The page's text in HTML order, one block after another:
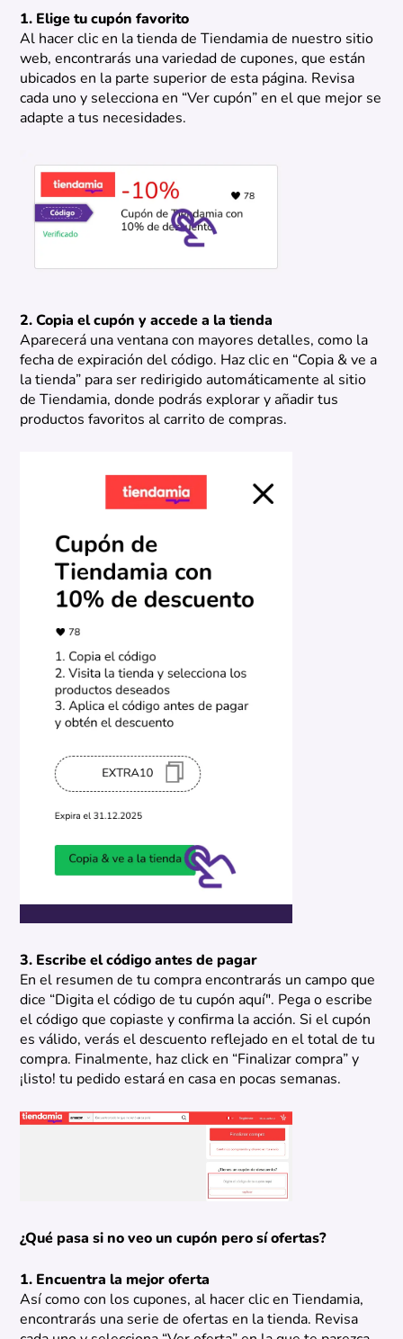
1. Elige tu cupón favorito
Al hacer clic en la tienda de Tiendamia de nuestro sitio
web, encontrarás una variedad de cupones, que están
ubicados en la parte superior de esta página. Revisa
cada uno y selecciona en “Ver cupón” en el que mejor se
adapte a tus necesidades.
2. Copia el cupón y accede a la tienda
Aparecerá una ventana con mayores detalles, como la
fecha de expiración del código. Haz clic en “Copia & ve a
la tienda” para ser redirigido automáticamente al sitio
de Tiendamia, donde podrás explorar y añadir tus
productos favoritos al carrito de compras.
3. Escribe el código antes de pagar
En el resumen de tu compra encontrarás un campo que
dice “Digita el código de tu cupón aquí". Pega o escribe
el código que copiaste y confirma la acción. Si el cupón
es válido, verás el descuento reflejado en el total de tu
compra. Finalmente, haz click en “Finalizar compra” y
¡listo! tu pedido estará en casa en pocas semanas.
¿Qué pasa si no veo un cupón pero sí ofertas?
1. Encuentra la mejor oferta
Así como con los cupones, al hacer clic en Tiendamia,
encontrarás una serie de ofertas en la tienda. Revisa